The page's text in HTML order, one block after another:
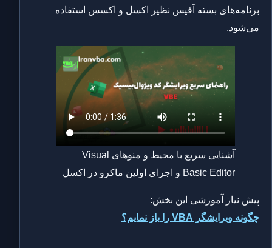
برنامه‌های بسته آفیس نظیر اکسل و اکسس استفاده
می‌شود.
آشنایی سریع با محیط و منوهای Visual
Basic Editor و اجرای اولین ماکرو در اکسل
پیش نیاز آموزشی این بخش:
چگونه ویرایشگر VBA را باز نمایم؟